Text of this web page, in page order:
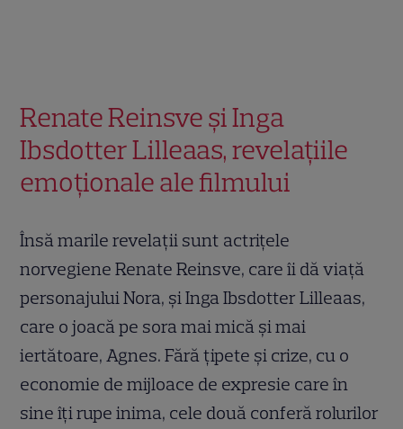
Renate Reinsve și Inga
Ibsdotter Lilleaas, revelațiile
emoționale ale filmului
Însă marile revelații sunt actrițele
norvegiene Renate Reinsve, care îi dă viață
personajului Nora, și Inga Ibsdotter Lilleaas,
care o joacă pe sora mai mică și mai
iertătoare, Agnes. Fără țipete și crize, cu o
economie de mijloace de expresie care în
sine îți rupe inima, cele două conferă rolurilor